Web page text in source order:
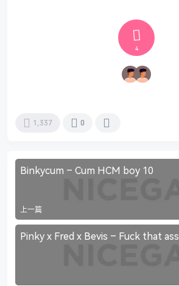
4
1,337 0
Binkycum – Cum HCM boy 10
上一篇
Pinky x Fred x Bevis – Fuck that ass